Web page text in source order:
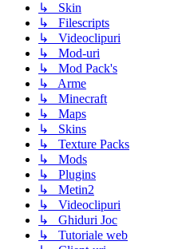
↳ Skin
↳ Filescripts
↳ Videoclipuri
↳ Mod-uri
↳ Mod Pack's
↳ Arme
↳ Minecraft
↳ Maps
↳ Skins
↳ Texture Packs
↳ Mods
↳ Plugins
↳ Metin2
↳ Videoclipuri
↳ Ghiduri Joc
↳ Tutoriale web